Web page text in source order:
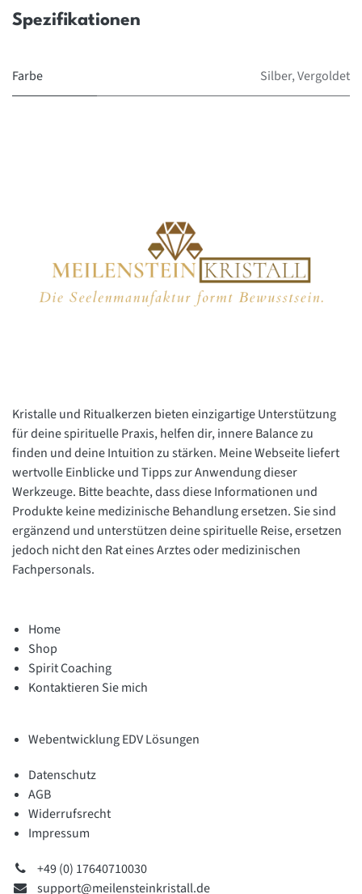
Spezifikationen
Farbe Silber,Vergoldet
Kristalle und Ritualkerzen bieten einzigartige Unterstützung
für deine spirituelle Praxis, helfen dir, innere Balance zu
finden und deine Intuition zu stärken. Meine Webseite liefert
wertvolle Einblicke und Tipps zur Anwendung dieser
Werkzeuge. Bitte beachte, dass diese Informationen und
Produkte keine medizinische Behandlung ersetzen. Sie sind
ergänzend und unterstützen deine spirituelle Reise, ersetzen
jedoch nicht den Rat eines Arztes oder medizinischen
Fachpersonals.
Home
Shop
Spirit Coaching
Kontaktieren Sie mich
Webentwicklung EDV Lösungen
Datenschutz
AGB
Widerrufsrecht
Impressum
+49 (0) 17640710030
support@meilensteinkristall.de